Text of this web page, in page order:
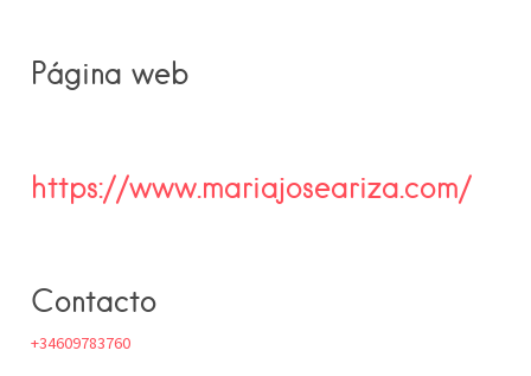
Página web
https://www.mariajoseariza.com/
Contacto
+34609783760